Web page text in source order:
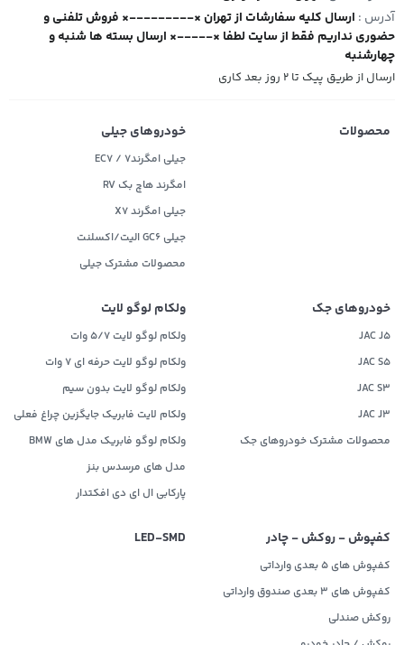
آدرس : ارسال کلیه سفارشات از تهران ×---------× فروش تلفنی و
حضوری نداریم فقط از سایت لطفا ×-----× ارسال بسته ها شنبه و
چهارشنبه
ارسال از طریق پیک تا ۲ روز بعد کاری
محصولات خودروهای جیلی
جیلی امگرند۷ / EC7
امگرند هاچ بک RV
جیلی امگرند X7
جیلی GC6 الیت/اکسلنت
محصولات مشترک جیلی
خودروهای جک
JAC J5
JAC S5
JAC S3
JAC J3
محصولات مشترک خودروهای جک
ولکام لوگو لایت
ولکام لوگو لایت 5/7 وات
ولکام لوگو لایت حرفه ای 7 وات
ولکام لوگو لایت بدون سیم
ولکام لایت فابریک جایگزین چراغ فعلی
ولکام لوگو فابریک مدل های BMW
مدل های مرسدس بنز
پارکابی ال ای دی افکتدار
کفپوش - روکش - چادر
کفپوش های 5 بعدی وارداتی
کفپوش های 3 بعدی صندوق وارداتی
روکش صندلی
LED‌-SMD